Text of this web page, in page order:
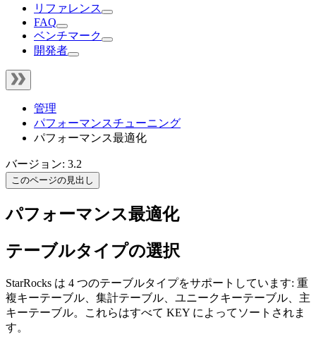
リファレンス
FAQ
ベンチマーク
開発者
管理
パフォーマンスチューニング
パフォーマンス最適化
バージョン: 3.2
このページの見出し
パフォーマンス最適化
テーブルタイプの選択
StarRocks は 4 つのテーブルタイプをサポートしています: 重
複キーテーブル、集計テーブル、ユニークキーテーブル、主
キーテーブル。これらはすべて KEY によってソートされま
す。